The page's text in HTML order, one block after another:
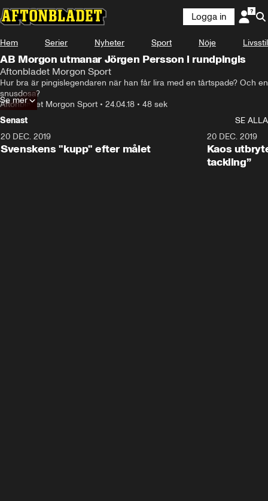
Logga in
Hem Serier Nyheter Sport Nöje Livsstil
AB Morgon utmanar Jörgen Persson i rundpingis
Aftonbladet Morgon Sport
Hur bra är pingislegendaren när han får lira med en tårtspade? Och en
snusdosa?
Aftonbladet Morgon Sport • 24.04.18 • 48 sek
Se mer
Senast
SE ALLA
20 DEC. 2019
Svenskens "kupp" efter målet
20 DEC. 2019
Kaos
tackling”